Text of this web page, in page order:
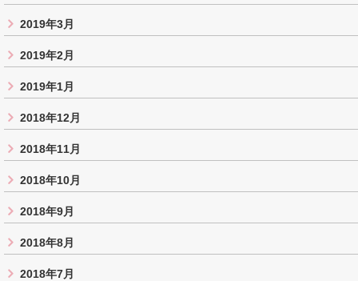
2019年3月
2019年2月
2019年1月
2018年12月
2018年11月
2018年10月
2018年9月
2018年8月
2018年7月